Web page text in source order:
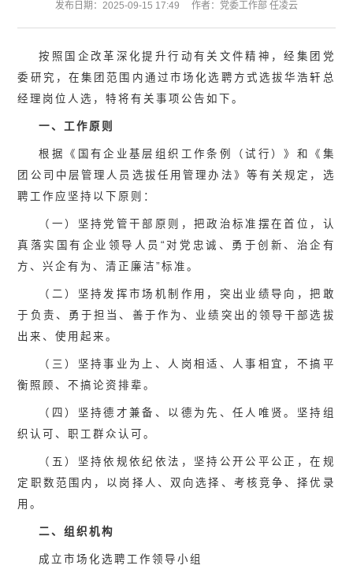
发布日期：2025-09-15 17:49 作者：党委工作部 任凌云
按照国企改革深化提升行动有关文件精神，经集团党
委研究，在集团范围内通过市场化选聘方式选拔华浩轩总
经理岗位人选，特将有关事项公告如下。
一、工作原则
根据《国有企业基层组织工作条例（试行）》和《集
团公司中层管理人员选拔任用管理办法》等有关规定，选
聘工作应坚持以下原则：
（一）坚持党管干部原则，把政治标准摆在首位，认
真落实国有企业领导人员“对党忠诚、勇于创新、治企有
方、兴企有为、清正廉洁”标准。
（二）坚持发挥市场机制作用，突出业绩导向，把敢
于负责、勇于担当、善于作为、业绩突出的领导干部选拔
出来、使用起来。
（三）坚持事业为上、人岗相适、人事相宜，不搞平
衡照顾、不搞论资排辈。
（四）坚持德才兼备、以德为先、任人唯贤。坚持组
织认可、职工群众认可。
（五）坚持依规依纪依法，坚持公开公平公正，在规
定职数范围内，以岗择人、双向选择、考核竞争、择优录
用。
二、组织机构
成立市场化选聘工作领导小组